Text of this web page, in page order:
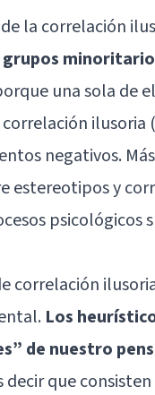
la correlación
una sola de
ilusoria
negativos.
estereotipos y
psicológicos
correlación
Los
de nuestro
que